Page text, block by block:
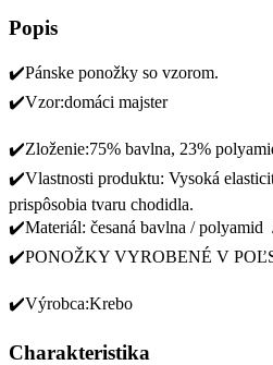
Popis
✔️Pánske ponožky so vzorom.
✔️Vzor:domáci majster
✔️Zloženie:75% bavlna, 23%
✔️Vlastnosti produktu: Vysoká
prispôsobia tvaru chodidla.
✔️Materiál: česaná bavlna / polyamid
✔️PONOŽKY VYROBENÉ V
✔️Výrobca:Krebo
Charakteristika